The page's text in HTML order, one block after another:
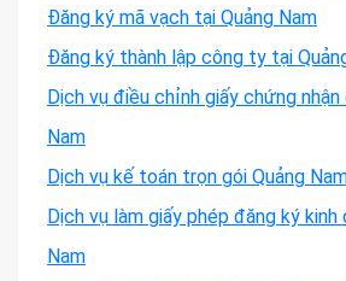
Đăng ký mã vạch tại Quảng Nam
Đăng ký thành lập công ty tại
Dịch vụ điều chỉnh giấy chứng
Nam
Dịch vụ kế toán trọn gói Quảng
Dịch vụ làm giấy phép đăng ký kinh
Nam